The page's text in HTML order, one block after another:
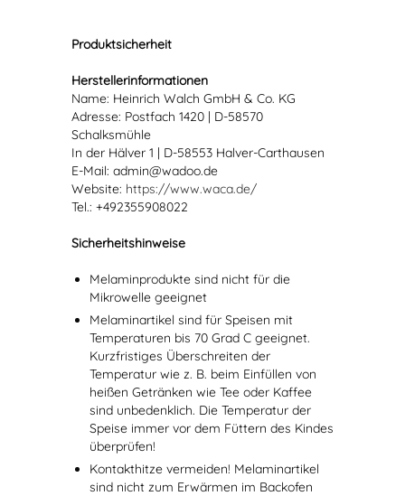
Produktsicherheit
Herstellerinformationen
Name: Heinrich Walch GmbH & Co. KG
Adresse: Postfach 1420 | D-58570
Schalksmühle
In der Hälver 1 | D-58553 Halver-Carthausen
E-Mail: admin@wadoo.de
Website: https://www.waca.de/
Tel.: +492355908022
Sicherheitshinweise
Melaminprodukte sind nicht für die
Mikrowelle geeignet
Melaminartikel sind für Speisen mit
Temperaturen bis 70 Grad C geeignet.
Kurzfristiges Überschreiten der
Temperatur wie z. B. beim Einfüllen von
heißen Getränken wie Tee oder Kaffee
sind unbedenklich. Die Temperatur der
Speise immer vor dem Füttern des Kindes
überprüfen!
Kontakthitze vermeiden! Melaminartikel
sind nicht zum Erwärmen im Backofen